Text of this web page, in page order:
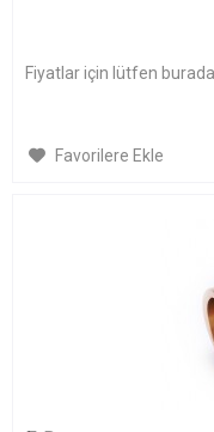
Fiyatlar için lütfen
Favorilere Ekle